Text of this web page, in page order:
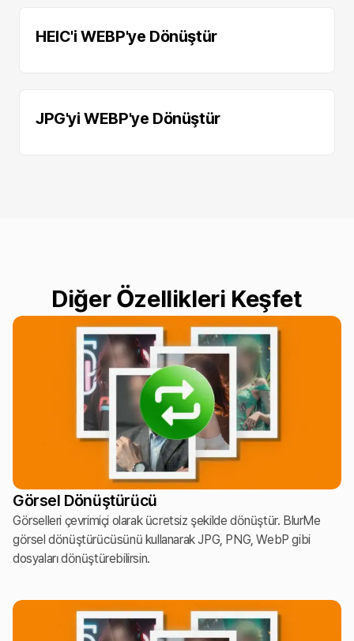
HEIC'i WEBP'ye Dönüştür
JPG'yi WEBP'ye Dönüştür
Diğer Özellikleri Keşfet
Görsel Dönüştürücü
Görselleri çevrimiçi olarak ücretsiz şekilde dönüştür. BlurMe
görsel dönüştürücüsünü kullanarak JPG, PNG, WebP gibi
dosyaları dönüştürebilirsin.